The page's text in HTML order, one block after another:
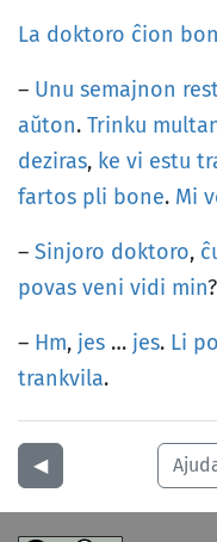
La doktoro ĉion
– Unu semajnon
aŭton. Trinku
deziras, ke vi estu
fartos pli bone. Mi
– Sinjoro doktoro,
povas veni vidi min?
– Hm, jes … jes. Li
trankvila.
◀︎